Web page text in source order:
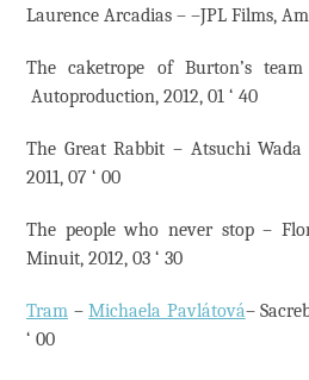
Laurence Arcadias – –JPL Films,
The caketrope of Burton’s
Autoproduction, 2012, 01 ‘ 40
The Great Rabbit – Atsuchi Wada
2011, 07 ‘ 00
The people who never stop –
Minuit, 2012, 03 ‘ 30
Tram –Michaela Pavlátová–
‘ 00